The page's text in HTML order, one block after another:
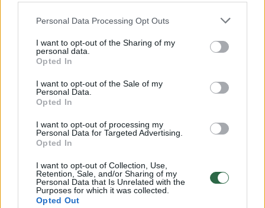
Personal Data Processing Opt Outs
I want to opt-out of the Sharing of my
personal data.
Opted In
I want to opt-out of the Sale of my
Personal Data.
Opted In
I want to opt-out of processing my
Personal Data for Targeted Advertising.
Opted In
I want to opt-out of Collection, Use,
Retention, Sale, and/or Sharing of my
Personal Data that Is Unrelated with the
Purposes for which it was collected.
Opted Out
Pagal įstatymus, Lietuvoje nepilnamečiai už
laisvės atėmimo bausmė jiems negali viršyti
10 metų.
nužudymas
Komentuoti po šiuo straipsniu
Komentuoti gali tik Lrytas registruoti vartotojai.